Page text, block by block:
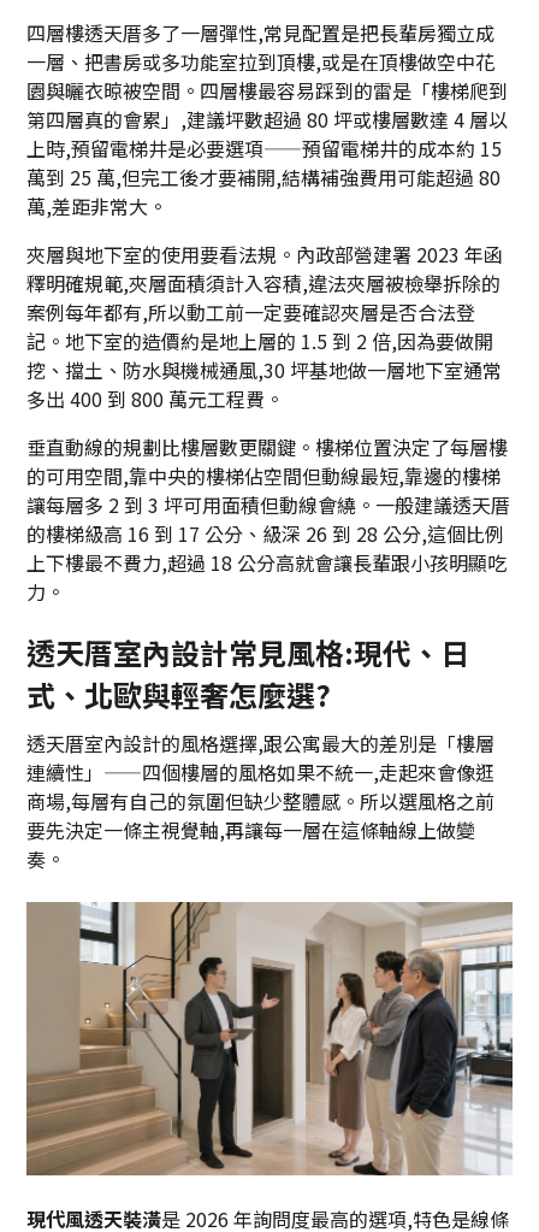
四層樓透天厝多了一層彈性,常見配置是把長輩房獨立成
一層、把書房或多功能室拉到頂樓,或是在頂樓做空中花
園與曬衣晾被空間。四層樓最容易踩到的雷是「樓梯爬到
第四層真的會累」,建議坪數超過 80 坪或樓層數達 4 層以
上時,預留電梯井是必要選項——預留電梯井的成本約 15
萬到 25 萬,但完工後才要補開,結構補強費用可能超過 80
萬,差距非常大。
夾層與地下室的使用要看法規。內政部營建署 2023 年函
釋明確規範,夾層面積須計入容積,違法夾層被檢舉拆除的
案例每年都有,所以動工前一定要確認夾層是否合法登
記。地下室的造價約是地上層的 1.5 到 2 倍,因為要做開
挖、擋土、防水與機械通風,30 坪基地做一層地下室通常
多出 400 到 800 萬元工程費。
垂直動線的規劃比樓層數更關鍵。樓梯位置決定了每層樓
的可用空間,靠中央的樓梯佔空間但動線最短,靠邊的樓梯
讓每層多 2 到 3 坪可用面積但動線會繞。一般建議透天厝
的樓梯級高 16 到 17 公分、級深 26 到 28 公分,這個比例
上下樓最不費力,超過 18 公分高就會讓長輩跟小孩明顯吃
力。
透天厝室內設計常見風格:現代、日
式、北歐與輕奢怎麼選?
透天厝室內設計的風格選擇,跟公寓最大的差別是「樓層
連續性」——四個樓層的風格如果不統一,走起來會像逛
商場,每層有自己的氛圍但缺少整體感。所以選風格之前
要先決定一條主視覺軸,再讓每一層在這條軸線上做變
奏。
現代風透天裝潢是 2026 年詢問度最高的選項,特色是線條